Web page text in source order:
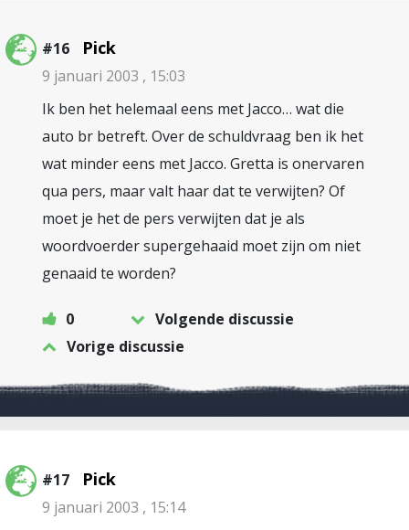
#16 Pick
9 januari 2003 , 15:03
Ik ben het helemaal eens met Jacco… wat die
auto br betreft. Over de schuldvraag ben ik het
wat minder eens met Jacco. Gretta is onervaren
qua pers, maar valt haar dat te verwijten? Of
moet je het de pers verwijten dat je als
woordvoerder supergehaaid moet zijn om niet
genaaid te worden?
0
Volgende discussie
Vorige discussie
#17 Pick
9 januari 2003 , 15:14